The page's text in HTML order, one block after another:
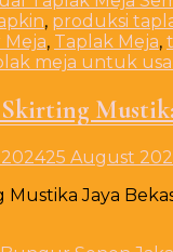
, produksi
, Taplak Meja,
meja untuk
25 August
Jaya